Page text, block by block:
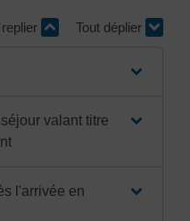
Tout déplier
valant titre
l'arrivée en